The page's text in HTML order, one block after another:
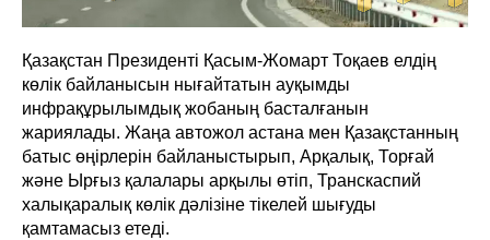
Қазақстан Президенті Қасым-Жомарт Тоқаев елдің
көлік байланысын нығайтатын ауқымды
инфрақұрылымдық жобаның басталғанын
жариялады. Жаңа автожол астана мен Қазақстанның
батыс өңірлерін байланыстырып, Арқалық, Торғай
және Ырғыз қалалары арқылы өтіп, Транскаспий
халықаралық көлік дәлізіне тікелей шығуды
қамтамасыз етеді.